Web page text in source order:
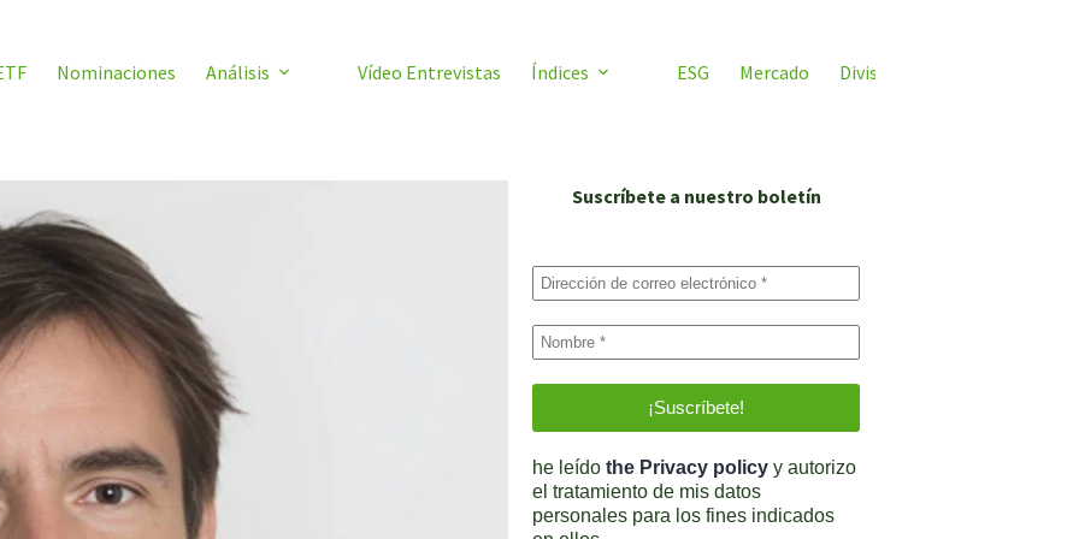
Nominaciones Análisis Vídeo Entrevistas Índices ESG Mercado Divisas
Suscríbete a nuestro boletín
he leído the Privacy policy y autorizo
el tratamiento de mis datos
personales para los fines indicados